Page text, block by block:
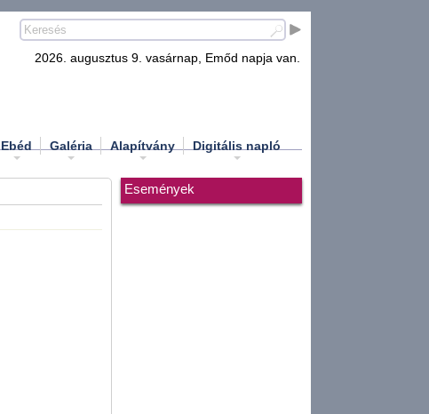
2026. augusztus 9. vasárnap, Emőd napja van.
Ebéd Galéria Alapítvány Digitális napló
Események